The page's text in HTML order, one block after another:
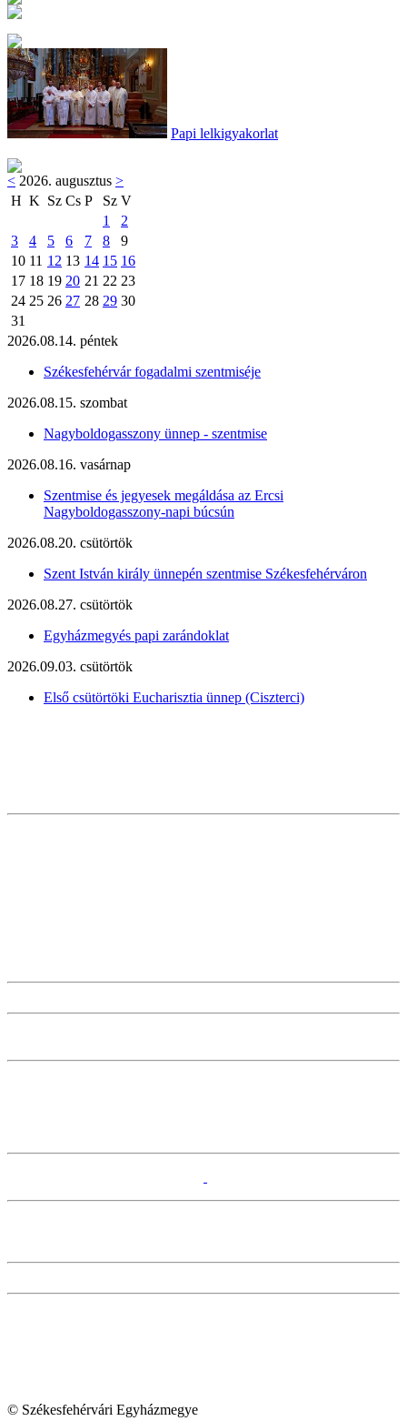
Papi lelkigyakorlat
< 2026. augusztus >
H K Sz Cs P Sz V
1
2
3
4 5 6 7 8
9
10 11 12 13 14 15 16
17 18 19 20 21 22 23
24 25 26 27 28 29 30
31
2026.08.14. péntek
Székesfehérvár fogadalmi szentmiséje
2026.08.15. szombat
Nagyboldogasszony ünnep - szentmise
2026.08.16. vasárnap
Szentmise és jegyesek megáldása az Ercsi
Nagyboldogasszony-napi búcsún
2026.08.20. csütörtök
Szent István király ünnepén szentmise Székesfehérváron
2026.08.27. csütörtök
Egyházmegyés papi zarándoklat
2026.09.03. csütörtök
Első csütörtöki Eucharisztia ünnep (Ciszterci)
© Székesfehérvári Egyházmegye